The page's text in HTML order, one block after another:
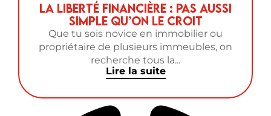
La liberté financière : Pas aussi
simple qu’on le croit
Que tu sois novice en immobilier ou
propriétaire de plusieurs immeubles, on
recherche tous la...
Lire la suite